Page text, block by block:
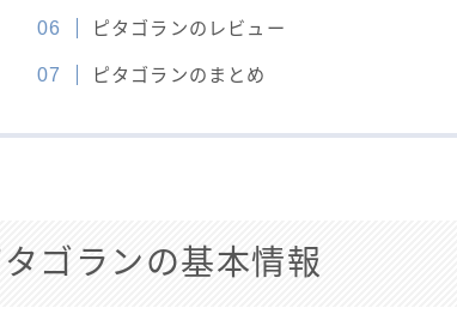
ピタゴランのレビュー
ピタゴランのまとめ
タゴランの基本情報